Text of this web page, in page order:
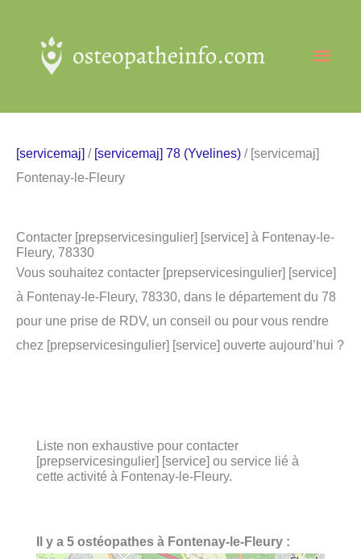
contenu
[servicemaj] / [servicemaj] 78 (Yvelines) / [servicemaj]
Fontenay-le-Fleury
Contacter [prepservicesingulier] [service] à Fontenay-le-
Fleury, 78330
Vous souhaitez contacter [prepservicesingulier] [service]
à Fontenay-le-Fleury, 78330, dans le département du 78
pour une prise de RDV, un conseil ou pour vous rendre
chez [prepservicesingulier] [service] ouverte aujourd’hui ?
Liste non exhaustive pour contacter
[prepservicesingulier] [service] ou service lié à
cette activité à Fontenay-le-Fleury.
Il y a 5 ostéopathes à Fontenay-le-Fleury :